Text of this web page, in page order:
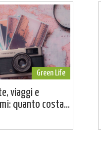
Green Life
viaggi e
quanto costa...